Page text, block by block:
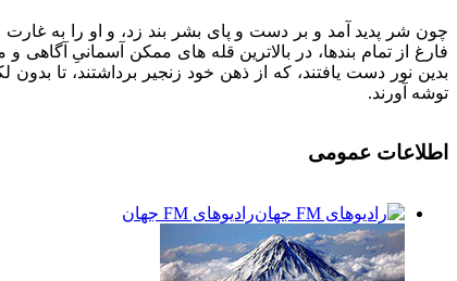
چون شر پدید آمد و بر دست و پای بشر بند زد، و او را به غارت و
فارغ از تمام بندها، در بالاترین قله های ممکن آسمانیِ
بدین نور دست یافتند، که از ذهن خود زنجیر برداشتند، تا
توشه آورند.
اطلاعات عمومی
رادیوهای FM جهان